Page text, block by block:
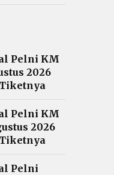
Pelni KM
2026
Pelni KM
2026
Pelni